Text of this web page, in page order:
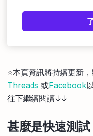
⭐️本頁資訊將持續更新
Threads 或Facebook
往下繼續閱讀↓↓
甚麼是快速測試